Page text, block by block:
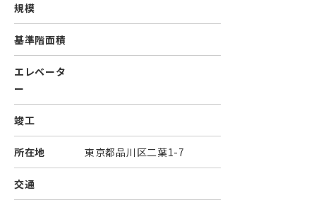
規模
基準階面積
エレベータ
ー
竣工
所在地 東京都品川区二葉1-7
交通